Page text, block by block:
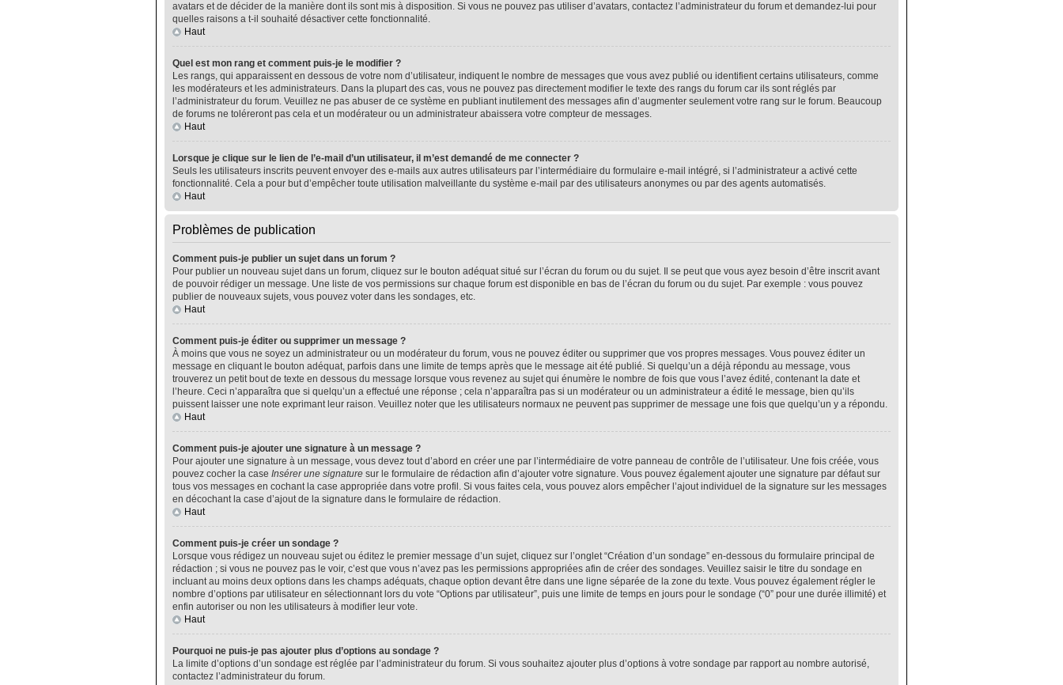
avatars et de décider de la manière dont ils sont mis à disposition. Si vous ne pouvez pas utiliser d’avatars, contactez l’administrateur du forum et demandez-lui pour
quelles raisons a t-il souhaité désactiver cette fonctionnalité.
Haut
Quel est mon rang et comment puis-je le modifier ?
Les rangs, qui apparaissent en dessous de votre nom d’utilisateur, indiquent le nombre de messages que vous avez publié ou identifient certains utilisateurs, comme
les modérateurs et les administrateurs. Dans la plupart des cas, vous ne pouvez pas directement modifier le texte des rangs du forum car ils sont réglés par
l’administrateur du forum. Veuillez ne pas abuser de ce système en publiant inutilement des messages afin d’augmenter seulement votre rang sur le forum. Beaucoup
de forums ne toléreront pas cela et un modérateur ou un administrateur abaissera votre compteur de messages.
Haut
Lorsque je clique sur le lien de l’e-mail d’un utilisateur, il m’est demandé de me connecter ?
Seuls les utilisateurs inscrits peuvent envoyer des e-mails aux autres utilisateurs par l’intermédiaire du formulaire e-mail intégré, si l’administrateur a activé cette
fonctionnalité. Cela a pour but d’empêcher toute utilisation malveillante du système e-mail par des utilisateurs anonymes ou par des agents automatisés.
Haut
Problèmes de publication
Comment puis-je publier un sujet dans un forum ?
Pour publier un nouveau sujet dans un forum, cliquez sur le bouton adéquat situé sur l’écran du forum ou du sujet. Il se peut que vous ayez besoin d’être inscrit avant
de pouvoir rédiger un message. Une liste de vos permissions sur chaque forum est disponible en bas de l’écran du forum ou du sujet. Par exemple : vous pouvez
publier de nouveaux sujets, vous pouvez voter dans les sondages, etc.
Haut
Comment puis-je éditer ou supprimer un message ?
À moins que vous ne soyez un administrateur ou un modérateur du forum, vous ne pouvez éditer ou supprimer que vos propres messages. Vous pouvez éditer un
message en cliquant le bouton adéquat, parfois dans une limite de temps après que le message ait été publié. Si quelqu’un a déjà répondu au message, vous
trouverez un petit bout de texte en dessous du message lorsque vous revenez au sujet qui énumère le nombre de fois que vous l’avez édité, contenant la date et
l’heure. Ceci n’apparaîtra que si quelqu’un a effectué une réponse ; cela n’apparaîtra pas si un modérateur ou un administrateur a édité le message, bien qu’ils
puissent laisser une note exprimant leur raison. Veuillez noter que les utilisateurs normaux ne peuvent pas supprimer de message une fois que quelqu’un y a répondu.
Haut
Comment puis-je ajouter une signature à un message ?
Pour ajouter une signature à un message, vous devez tout d’abord en créer une par l’intermédiaire de votre panneau de contrôle de l’utilisateur. Une fois créée, vous
pouvez cocher la case Insérer une signature sur le formulaire de rédaction afin d’ajouter votre signature. Vous pouvez également ajouter une signature par défaut sur
tous vos messages en cochant la case appropriée dans votre profil. Si vous faites cela, vous pouvez alors empêcher l’ajout individuel de la signature sur les messages
en décochant la case d’ajout de la signature dans le formulaire de rédaction.
Haut
Comment puis-je créer un sondage ?
Lorsque vous rédigez un nouveau sujet ou éditez le premier message d’un sujet, cliquez sur l’onglet “Création d’un sondage” en-dessous du formulaire principal de
rédaction ; si vous ne pouvez pas le voir, c’est que vous n’avez pas les permissions appropriées afin de créer des sondages. Veuillez saisir le titre du sondage en
incluant au moins deux options dans les champs adéquats, chaque option devant être dans une ligne séparée de la zone du texte. Vous pouvez également régler le
nombre d’options par utilisateur en sélectionnant lors du vote “Options par utilisateur”, puis une limite de temps en jours pour le sondage (“0” pour une durée illimité) et
enfin autoriser ou non les utilisateurs à modifier leur vote.
Haut
Pourquoi ne puis-je pas ajouter plus d’options au sondage ?
La limite d’options d’un sondage est réglée par l’administrateur du forum. Si vous souhaitez ajouter plus d’options à votre sondage par rapport au nombre autorisé,
contactez l’administrateur du forum.